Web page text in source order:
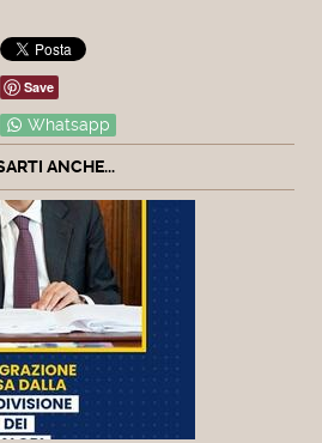
Save
Whatsapp
ANCHE...